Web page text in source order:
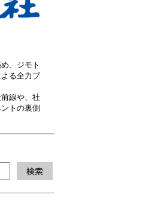
、ジモト
る全力ブ
線や、社
トの裏側